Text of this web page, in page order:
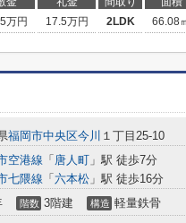
万円 17.5万円 2LDK 66.08
福岡市中央区今川 １丁目25-10
空港線 「 唐人町 」駅 徒歩7分
七隈線 「 六本松 」駅 徒歩16分
階数 3階建 構造 軽量鉄骨